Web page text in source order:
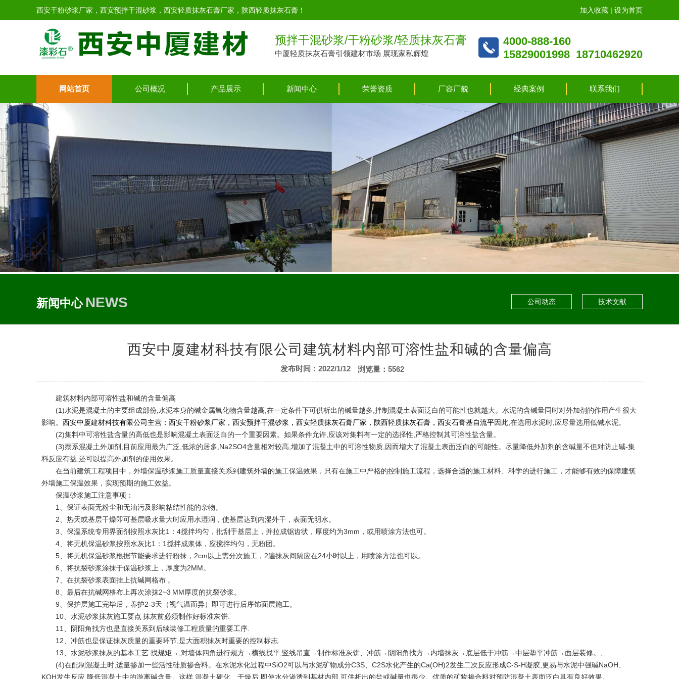
西安干粉砂浆厂家，西安预拌干混砂浆，西安轻质抹灰石膏厂家，陕西轻质抹灰石膏！ 加入收藏 | 设为首页
预拌干混砂浆/干粉砂浆/轻质抹灰石膏
中厦轻质抹灰石膏引领建材市场 展现家私辉煌
4000-888-160
15829001998 18710462920
网站首页 公司概况 产品展示 新闻中心 荣誉资质 厂容厂貌 经典案例 联系我们
新闻中心 NEWS 公司动态 技术文献
西安中厦建材科技有限公司建筑材料内部可溶性盐和碱的含量偏高
发布时间：2022/1/12 浏览量：5562
建筑材料内部可溶性盐和碱的含量偏高
(1)水泥是混凝土的主要组成部份,水泥本身的碱金属氧化物含量越高,在一定条件下可供析出的碱量越多,拌制混凝土表面泛白的可能性也就越大。水泥的含碱量同时对外加剂的作用产生很大
影响。 西安中厦建材科技有限公司 主营： 西安干粉砂浆厂家 ， 西安预拌干混砂浆 ， 西安轻质抹灰石膏厂家 ， 陕西轻质抹灰石膏 ， 西安石膏基自流平因此,在选用水泥时,应尽量选用低碱水泥。
(2)集料中可溶性盐含量的高低也是影响混凝土表面泛白的一个重要因素。如果条件允许,应该对集料有一定的选择性,严格控制其可溶性盐含量。
(3)萘系混凝土外加剂,目前应用最为广泛,低浓的居多,Na2SO4含量相对较高,增加了混凝土中的可溶性物质,因而增大了混凝土表面泛白的可能性。尽量降低外加剂的含碱量不但对防止碱-集
料反应有益,还可以提高外加剂的使用效果。
在当前建筑工程项目中，外墙保温砂浆施工质量直接关系到建筑外墙的施工保温效果，只有在施工中严格的控制施工流程，选择合适的施工材料、科学的进行施工，才能够有效的保障建筑
外墙施工保温效果，实现预期的施工效益。
保温砂浆施工注意事项：
1、保证表面无粉尘和无油污及影响粘结性能的杂物。
2、热天或基层干燥即可基层吸水量大时应用水湿润，使基层达到内湿外干，表面无明水。
3、保温系统专用界面剂按照水灰比1：4搅拌均匀，批刮于基层上，并拉成锯齿状，厚度约为3mm，或用喷涂方法也可。
4、将无机保温砂浆按照水灰比1：1搅拌成浆体，应搅拌均匀，无粉团。
5、将无机保温砂浆根据节能要求进行粉抹，2cm以上需分次施工，2遍抹灰间隔应在24小时以上，用喷涂方法也可以。
6、将抗裂砂浆涂抹于保温砂浆上，厚度为2MM。
7、在抗裂砂浆表面挂上抗碱网格布 。
8、最后在抗碱网格布上再次涂抹2~3 MM厚度的抗裂砂浆。
9、保护层施工完毕后，养护2-3天（视气温而异）即可进行后序饰面层施工。
10、水泥砂浆抹灰施工要点 抹灰前必须制作好标准灰饼.
11、阴阳角找方也是直接关系到后续装修工程质量的重要工序.
12、冲筋也是保证抹灰质量的重要环节,是大面积抹灰时重要的控制标志.
13、水泥砂浆抹灰的基本工艺.找规矩→,对墙体四角进行规方→横线找平,竖线吊直→制作标准灰饼、冲筋→阴阳角找方→内墙抹灰→底层低于冲筋→中层垫平冲筋→面层装修。、
(4)在配制混凝土时,适量掺加一些活性硅质掺合料。在水泥水化过程中SiO2可以与水泥矿物成分C3S、C2S水化产生的Ca(OH)2发生二次反应形成C-S-H凝胶,更易与水泥中强碱NaOH、
KOH发生反应,降低混凝土中的游离碱含量。这样,混凝土硬化、干燥后,即使水分渗透到基材内部,可供析出的盐或碱量也很少。优质的矿物掺合料对预防混凝土表面泛白具有良好效果。